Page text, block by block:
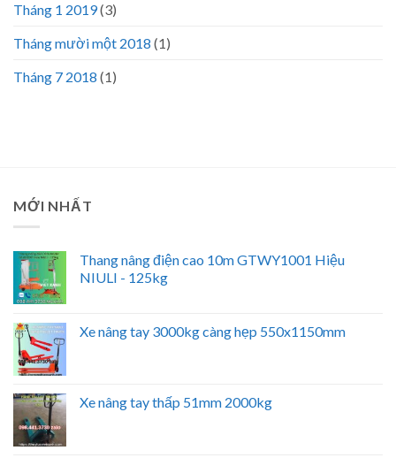
Tháng 1 2019(3)
Tháng mười một 2018 (1)
Tháng 7 2018 (1)
MỚI NHẤT
Thang nâng điện cao 10m GTWY1001 Hiệu
NIULI - 125kg
Xe nâng tay 3000kg càng hẹp 550x1150mm
Xe nâng tay thấp 51mm 2000kg